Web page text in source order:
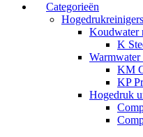
Categorieën
Hogedrukreinigers
Koudwater
K
Warmwater
KM
KP
Hogedruk